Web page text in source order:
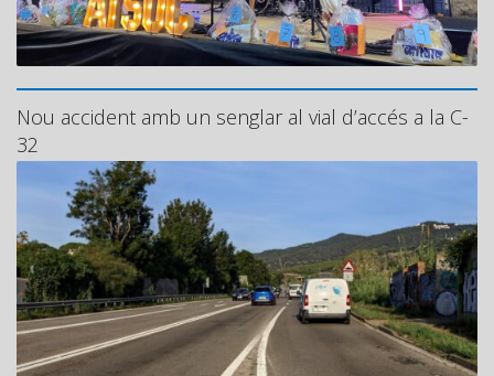
Nou accident amb un senglar al vial d’accés a la C-
32